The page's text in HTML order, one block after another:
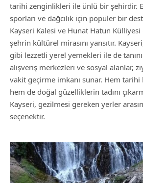
tarihi zenginlikleri ile ünlü bir şehirdir.
sporları ve dağcılık için popüler bir
Kayseri Kalesi ve Hunat Hatun
şehrin kültürel mirasını yansıtır.
gibi lezzetli yerel yemekleri ile de
alışveriş merkezleri ve sosyal alanlar,
vakit geçirme imkanı sunar. Hem
hem de doğal güzelliklerin tadını
Kayseri, gezilmesi gereken yerler
seçenektir.